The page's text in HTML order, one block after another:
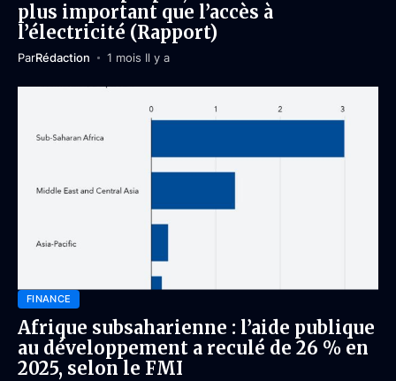
plus important que l’accès à
l’électricité (Rapport)
ParRédaction 1 mois Il y a
FINANCE
Afrique subsaharienne : l’aide publique
au développement a reculé de 26 % en
2025, selon le FMI